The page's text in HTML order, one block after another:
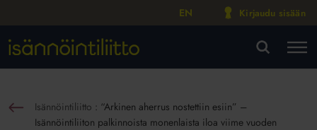
EN Kirjaudu sisään
Isännöintiliitto : “Arkinen aherrus nostettiin esiin” –
Isännöintiliiton palkinnoista monenlaista iloa viime vuoden